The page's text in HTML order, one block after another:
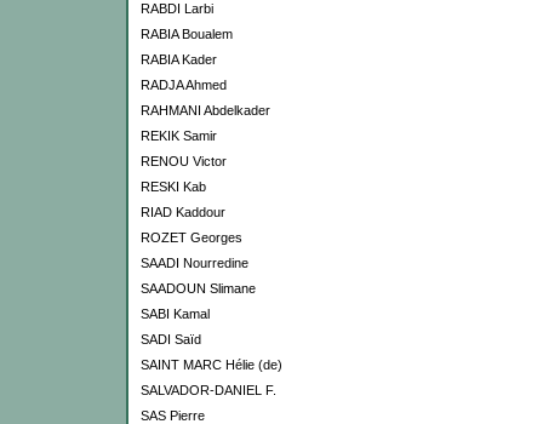
RABDI Larbi
RABIA Boualem
RABIA Kader
RADJA Ahmed
RAHMANI Abdelkader
REKIK Samir
RENOU Victor
RESKI Kab
RIAD Kaddour
ROZET Georges
SAADI Nourredine
SAADOUN Slimane
SABI Kamal
SADI Saïd
SAINT MARC Hélie (de)
SALVADOR-DANIEL F.
SAS Pierre